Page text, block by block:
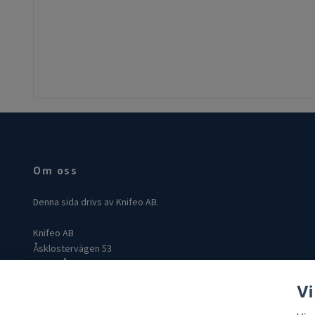
Om oss
Denna sida drivs av Knifeo AB.
Knifeo AB
Åsklostervägen 53
432 96 Åskloster